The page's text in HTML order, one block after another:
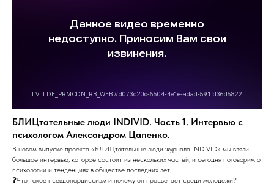
БЛИЦтательные люди INDIVID. Часть 1. Интервью с
психологом Александром Цапенко.
В новом выпуске проекта «БЛИЦтательные люди журнала INDIVID» мы взяли
большое интервью, которое состоит из нескольких частей, и сегодня поговорим о
психологии и тенденциях в обществе последних лет.
❓Что такое псевдонарциссизм и почему он процветает среди молодежи?